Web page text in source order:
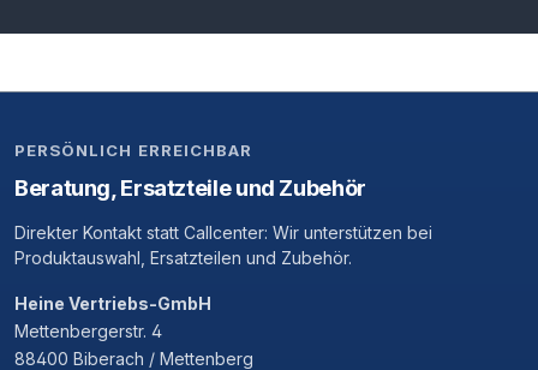
PERSÖNLICH ERREICHBAR
Beratung, Ersatzteile und Zubehör
Direkter Kontakt statt Callcenter: Wir unterstützen bei
Produktauswahl, Ersatzteilen und Zubehör.
Heine Vertriebs-GmbH
Mettenbergerstr. 4
88400 Biberach / Mettenberg